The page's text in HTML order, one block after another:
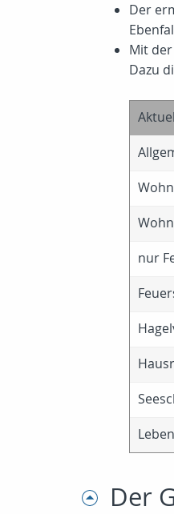
Der
Mit
Dazu
nur
Der